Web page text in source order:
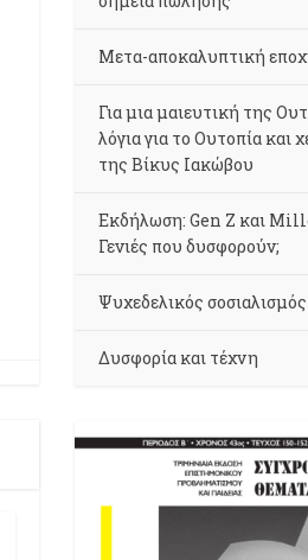
Μετα-αποκαλυπτική
Για μια μαιευτική της
λόγια για το Ουτοπία και
της Βίκυς Ιακώβου
Εκδήλωση: Gen Z και
Γενιές που δυσφορούν;
Ψυχεδελικός σοσιαλισμός
Δυσφορία και τέχνη